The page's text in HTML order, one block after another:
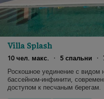
Villa Splash
10 чел. макс.
· 5 спальни ·
Роскошное уединение с
бассейном-инфинити,
доступом к песчаным берегам.